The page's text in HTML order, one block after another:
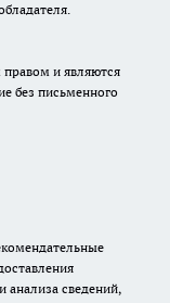
и являются
без письменного
анализа сведений,